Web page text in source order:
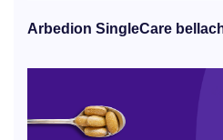
Arbedion SingleCare